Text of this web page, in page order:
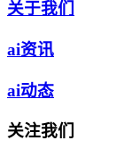
关于我们
ai资讯
ai动态
关注我们